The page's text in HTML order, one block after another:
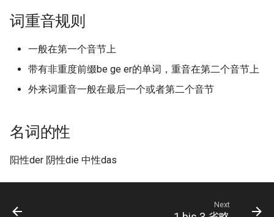
词重音规则
一般在第一个音节上
带有非重度前缀be ge er的单词，重音在第二个音节上
外来词重音一般在最后一个或者第二个音节
名词的性
阳性der 阴性die 中性das
Next